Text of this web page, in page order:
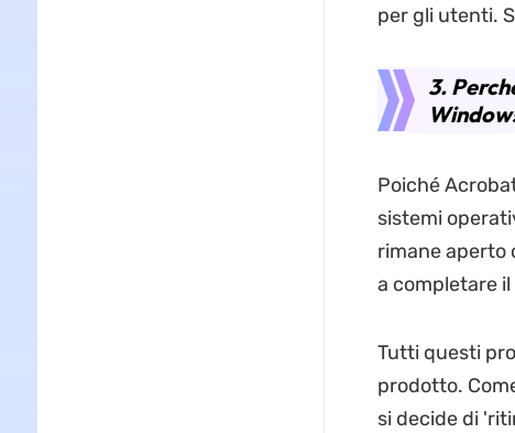
per gli utenti.
3.
Poiché
sistemi
rimane aperto
a completare
Tutti questi
prodotto.
si decide di